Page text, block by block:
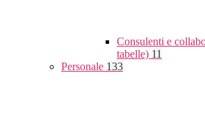
Consulenti e
tabelle) 11
Personale 133